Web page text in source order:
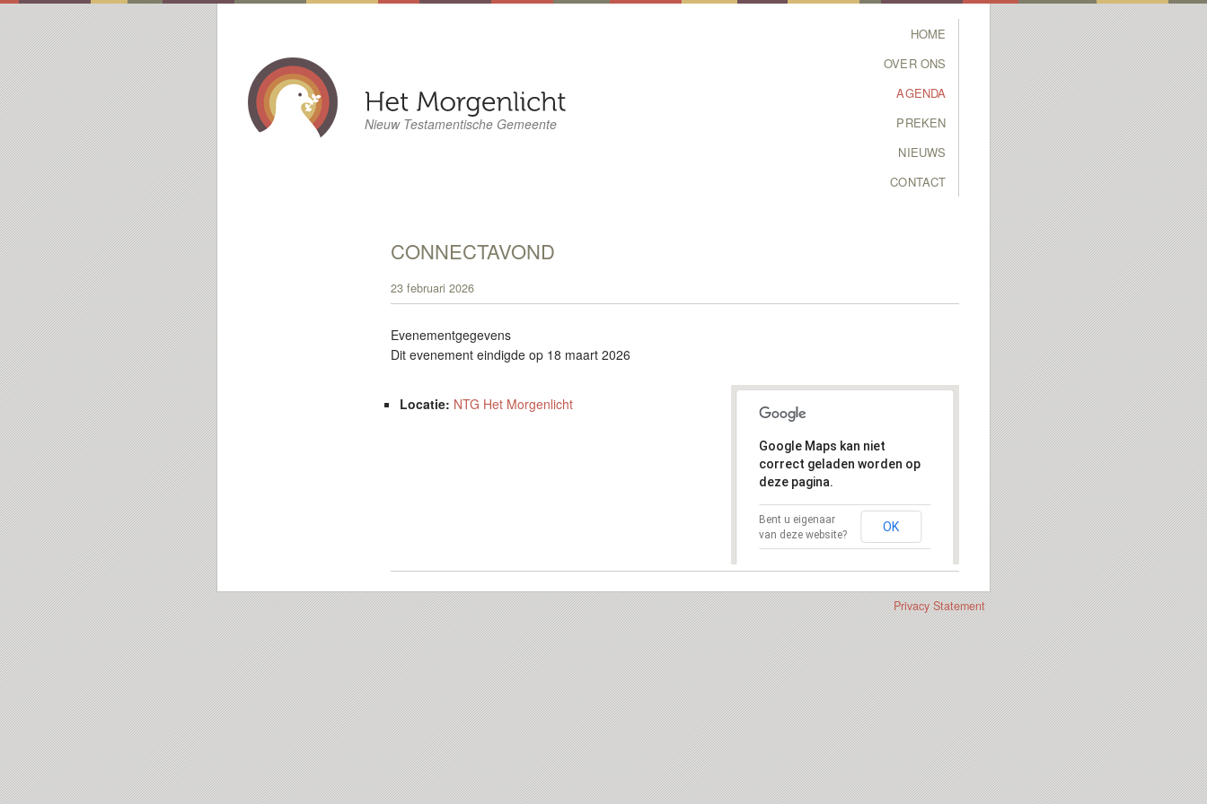
Nieuw Testamentische Gemeente
SKIP TO PRIMARY
CONTENT
SKIP TO SECONDARY
CONTENT
HOME
OVER ONS
AGENDA
PREKEN
NIEUWS
CONTACT
CONNECTAVOND
23 februari 2026
Evenementgegevens
Dit evenement eindigde op 18 maart 2026
Locatie: NTG Het Morgenlicht
Google Maps kan niet
correct geladen worden op
deze pagina.
Bent u eigenaar
van deze website?
OK
Privacy Statement